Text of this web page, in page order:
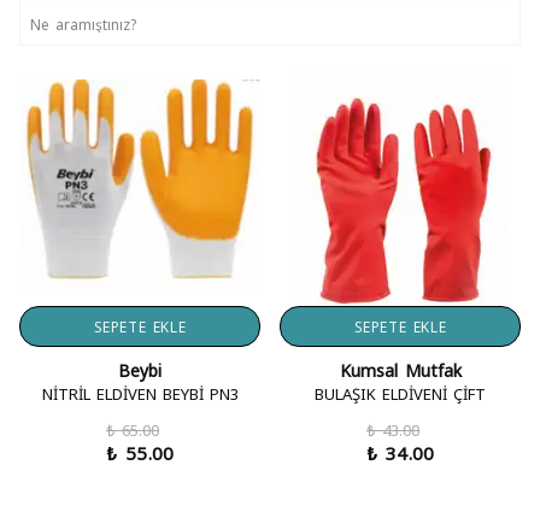
SEPETE EKLE
Beybi
NİTRİL ELDİVEN BEYBİ PN3
₺ 65.00
₺ 55.00
SEPETE EKLE
Kumsal Mutfak
BULAŞIK ELDİVENİ ÇİFT
₺ 43.00
₺ 34.00